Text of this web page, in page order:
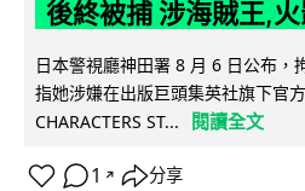
後終被捕 涉海賊王,
日本警視廳神田署 8 月 6 日公布，
指她涉嫌在出版巨頭集英社旗下官
CHARACTERS ST...
閱讀全文
1 ↗ 分享